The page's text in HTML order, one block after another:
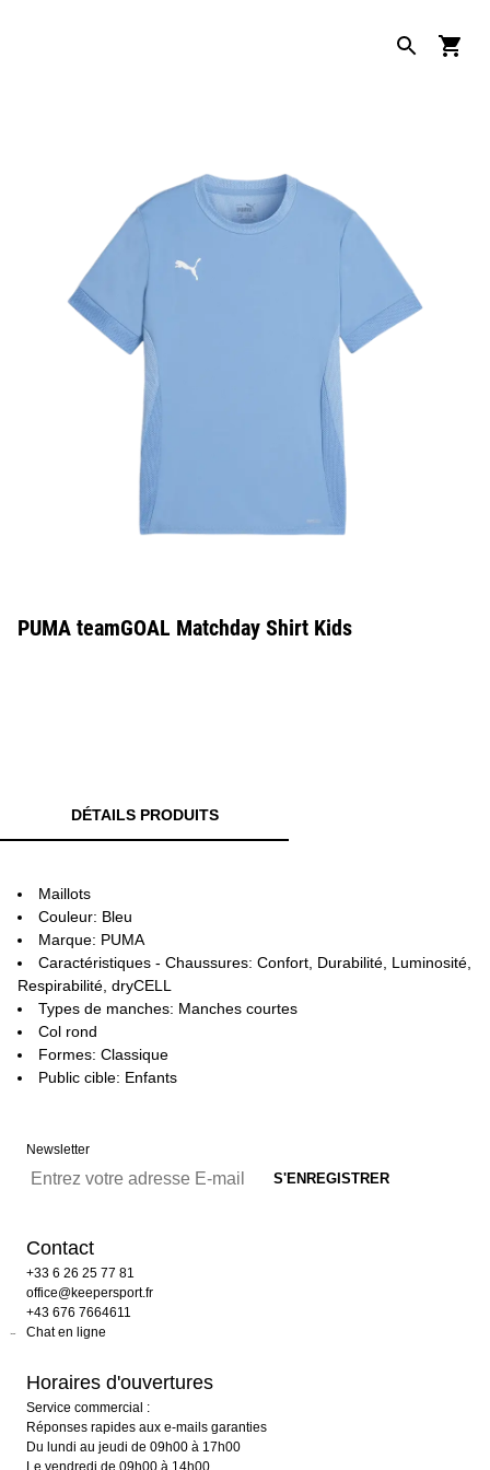
PUMA teamGOAL Matchday Shirt Kids
DÉTAILS PRODUITS
Maillots
Couleur: Bleu
Marque: PUMA
Caractéristiques - Chaussures: Confort, Durabilité, Luminosité,
Respirabilité, dryCELL
Types de manches: Manches courtes
Col rond
Formes: Classique
Public cible: Enfants
Newsletter
Contact
+33 6 26 25 77 81
office@keepersport.fr
+43 676 7664611
Chat en ligne
Horaires d'ouvertures
Service commercial :
Réponses rapides aux e-mails garanties
Du lundi au jeudi de 09h00 à 17h00
Le vendredi de 09h00 à 14h00